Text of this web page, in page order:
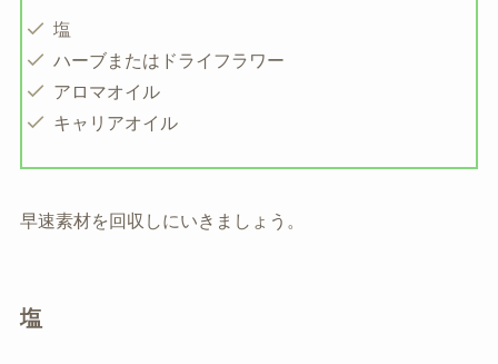
塩
ハーブまたはドライフラワー
アロマオイル
キャリアオイル
早速素材を回収しにいきましょう。
塩